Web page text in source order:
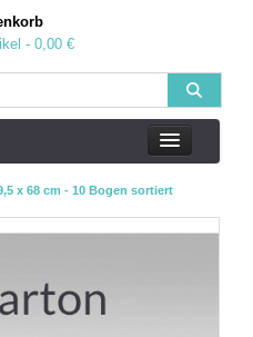
- 0,00 €
x 68 cm - 10 Bogen sortiert